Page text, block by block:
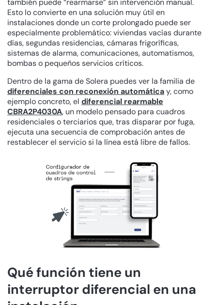
también puede “rearmarse” sin intervención manual.
Esto lo convierte en una solución muy útil en
instalaciones donde un corte prolongado puede ser
especialmente problemático: viviendas vacías durante
días, segundas residencias, cámaras frigoríficas,
sistemas de alarma, comunicaciones, automatismos,
bombas o pequeños servicios críticos.
Dentro de la gama de Solera puedes ver la familia de
diferenciales con reconexión automáticay, como
ejemplo concreto, el diferencial rearmable
CBRA2P4030A, un modelo pensado para cuadros
residenciales o terciarios que, tras disparar por fuga,
ejecuta una secuencia de comprobación antes de
restablecer el servicio si la línea está libre de fallos.
Qué función tiene un
interruptor diferencial en una